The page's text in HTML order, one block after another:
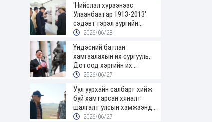
'Нийслэл хүрээнээс
Улаанбаатар 1913-2013'
сэдэвт гэрэл зургийн
үзэсгэлэнгээр зочиллоо
2026/06/28
Үндэсний батлан
хамгаалахын их сургууль,
Дотоод хэргийн их
сургуулийн төгсөгчид
авлаа
2026/06/27
Уул уурхайн салбарт хийж
буй хамтарсан хяналт
шалгалт улсын хэмжээнд
үргэлжилж байна
2026/06/27